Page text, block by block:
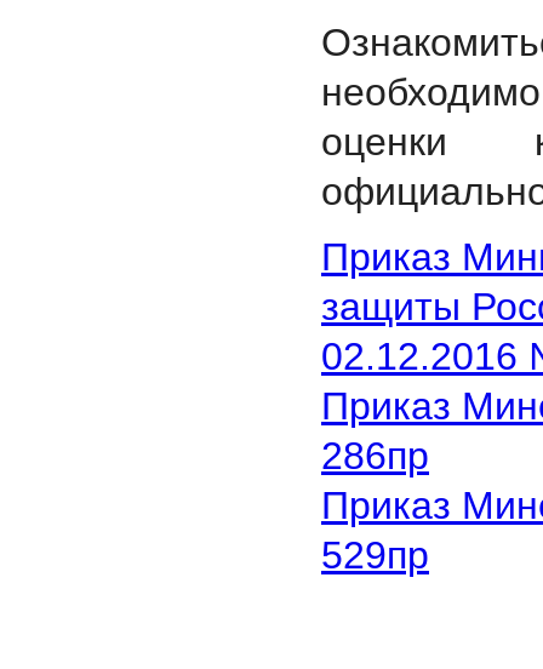
оценки
Приказ
защиты
02.12.2016
Приказ
286пр
Приказ
529пр